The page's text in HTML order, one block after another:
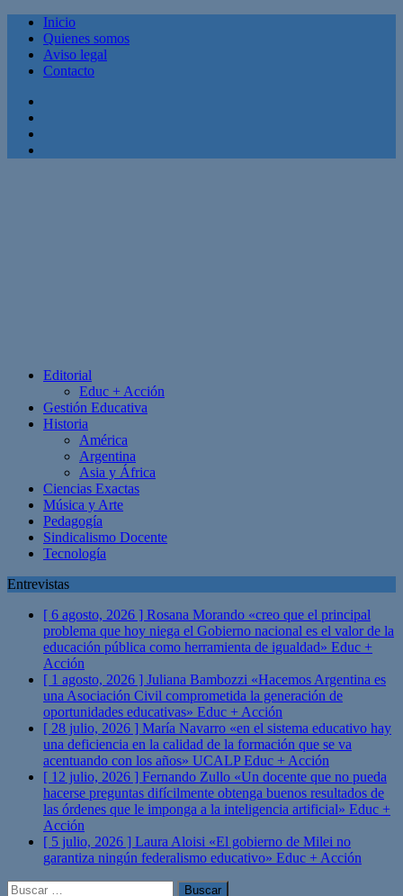
Inicio
Quienes somos
Aviso legal
Contacto
Editorial
Educ + Acción
Gestión Educativa
Historia
América
Argentina
Asia y África
Ciencias Exactas
Música y Arte
Pedagogía
Sindicalismo Docente
Tecnología
Entrevistas
[ 6 agosto, 2026 ] Rosana Morando «creo que el principal
problema que hoy niega el Gobierno nacional es el valor de la
educación pública como herramienta de igualdad» Educ +
Acción
[ 1 agosto, 2026 ] Juliana Bambozzi «Hacemos Argentina es
una Asociación Civil comprometida la generación de
oportunidades educativas» Educ + Acción
[ 28 julio, 2026 ] María Navarro «en el sistema educativo hay
una deficiencia en la calidad de la formación que se va
acentuando con los años» UCALPEduc + Acción
[ 12 julio, 2026 ] Fernando Zullo «Un docente que no pueda
hacerse preguntas difícilmente obtenga buenos resultados de
las órdenes que le imponga a la inteligencia artificial» Educ +
Acción
[ 5 julio, 2026 ] Laura Aloisi «El gobierno de Milei no
garantiza ningún federalismo educativo» Educ + Acción
Buscar: